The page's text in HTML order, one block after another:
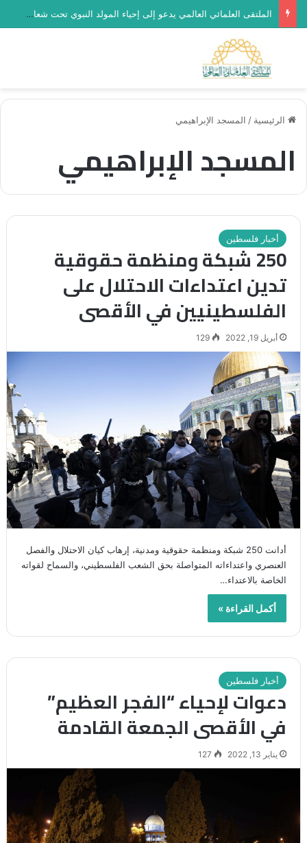
العدد (468) من مجلة “فلسطين في أسبوع” بعنوان: وسوف تُسألون عن الأقصى
بحث عن
الرئيسية / المسجد الإبراهيمي
المسجد الإبراهيمي
أخبار فلسطين
250 شبكة ومنظمة حقوقية
تدين اعتداءات الاحتلال على
الفلسطينيين في الأقصى
أبريل 19, 2022 129
أدانت 250 شبكة ومنظمة حقوقية ومدنية، إرهاب كيان الاحتلال والفصل
العنصري واعتداءاته المتواصلة بحق الشعب الفلسطيني، والسماح لقواته
الخاصة بالاعتداء…
أكمل القراءة »
أخبار فلسطين
دعوات لإحياء “الفجر العظيم”
في الأقصى الجمعة القادمة
يناير 13, 2022 127